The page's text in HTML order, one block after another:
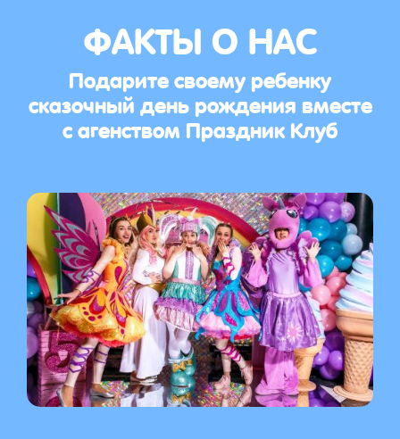
ФАКТЫ О НАС
Подарите своему ребенку
сказочный день рождения вместе
с агенством Праздник Клуб